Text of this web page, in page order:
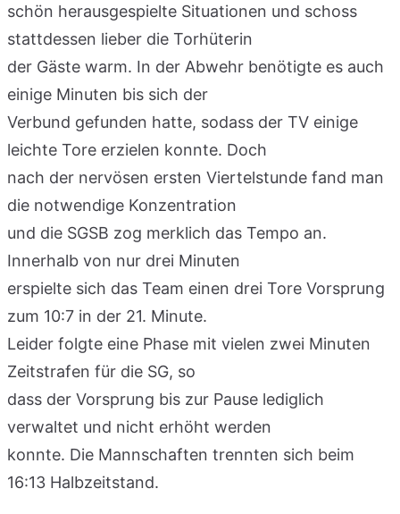
schön herausgespielte Situationen und schoss
stattdessen lieber die Torhüterin
der Gäste warm. In der Abwehr benötigte es auch
einige Minuten bis sich der
Verbund gefunden hatte, sodass der TV einige
leichte Tore erzielen konnte. Doch
nach der nervösen ersten Viertelstunde fand man
die notwendige Konzentration
und die SGSB zog merklich das Tempo an.
Innerhalb von nur drei Minuten
erspielte sich das Team einen drei Tore Vorsprung
zum 10:7 in der 21. Minute.
Leider folgte eine Phase mit vielen zwei Minuten
Zeitstrafen für die SG, so
dass der Vorsprung bis zur Pause lediglich
verwaltet und nicht erhöht werden
konnte. Die Mannschaften trennten sich beim
16:13 Halbzeitstand.